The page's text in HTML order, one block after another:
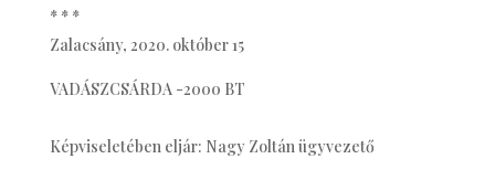
* * *
Zalacsány, 2020. október 15
VADÁSZCSÁRDA -2000 BT
Képviseletében eljár: Nagy Zoltán ügyvezető